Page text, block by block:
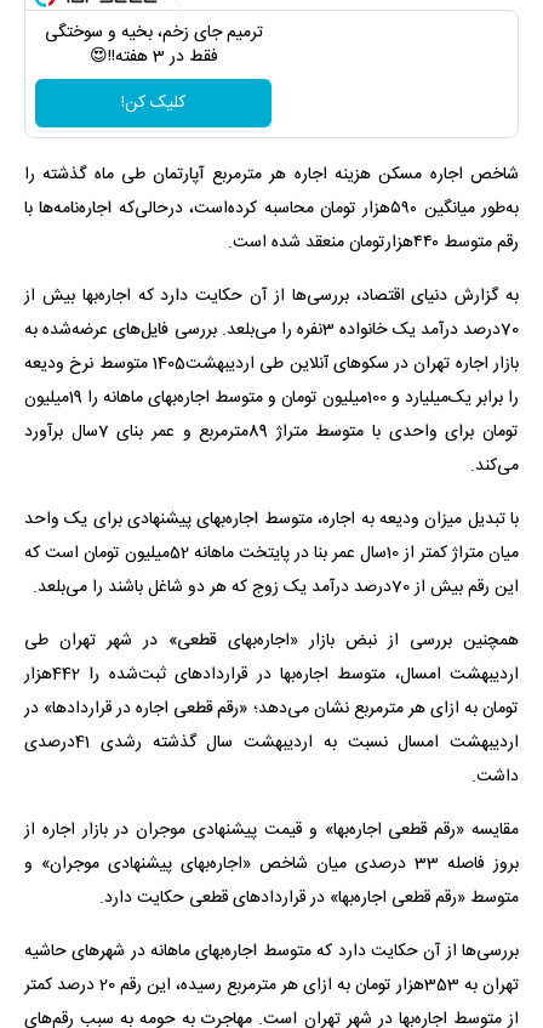
ترمیم جای زخم، بخیه و سوختگی
فقط در 3 هفته!!😍
کلیک کن!
شاخص اجاره مسکن هزینه اجاره هر مترمربع آپارتمان طی ماه گذشته را
به‌طور میانگین ۵۹۰هزار تومان محاسبه کرده‌است، درحالی‌که اجاره‌نامه‌ها با
رقم متوسط ۴۴۰هزارتومان منعقد شده است.
به گزارش دنیای اقتصاد، بررسی‌ها از آن حکایت دارد که اجاره‌بها بیش از
70درصد درآمد یک خانواده 3نفره را می‌بلعد. بررسی فایل‌های عرضه‌شده به
بازار اجاره تهران در سکوهای آنلاین طی اردیبهشت1405 متوسط نرخ ودیعه‌
را برابر یک‌میلیارد و 100‌میلیون تومان و متوسط اجاره‌بهای ماهانه را 19میلیون
تومان برای واحدی با متوسط متراژ 89مترمربع و عمر بنای 7سال برآورد
می‌کند.
با تبدیل میزان ودیعه به اجاره، متوسط اجاره‌بهای پیشنهادی برای یک واحد
میان متراژ کمتر از 10سال عمر بنا در پایتخت ماهانه 52میلیون تومان است که
این رقم بیش از 70درصد درآمد یک زوج که هر دو شاغل باشند را می‌بلعد.
همچنین بررسی از نبض بازار «اجاره‌بهای قطعی» در شهر تهران طی
اردیبهشت امسال، متوسط اجاره‌بها در قراردادهای ثبت‌شده را 442هزار
تومان به ازای هر مترمربع نشان می‌دهد؛ «رقم قطعی اجاره در قراردادها» در
اردیبهشت امسال نسبت به اردیبهشت سال گذشته رشدی 41درصدی
داشت.
مقایسه «رقم قطعی اجاره‌بها» و قیمت پیشنهادی موجران در بازار اجاره از
بروز فاصله 33 درصدی میان شاخص «اجاره‌بهای پیشنهادی موجران» و
متوسط «رقم قطعی اجاره‌بها» در قراردادهای قطعی حکایت دارد.
بررسی‌ها از آن حکایت دارد که متوسط اجاره‌بهای ماهانه در شهرهای حاشیه
تهران به 353هزار تومان به ازای هر مترمربع رسیده، این رقم 20 درصد کمتر
از متوسط اجاره‌بها در شهر تهران است. مهاجرت به حومه به سبب رقم‌های